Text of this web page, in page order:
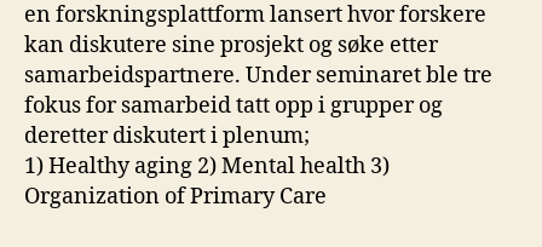
en forskningsplattform lansert hvor forskere
kan diskutere sine prosjekt og søke etter
samarbeidspartnere. Under seminaret ble tre
fokus for samarbeid tatt opp i grupper og
deretter diskutert i plenum;
1) Healthy aging 2) Mental health 3)
Organization of Primary Care